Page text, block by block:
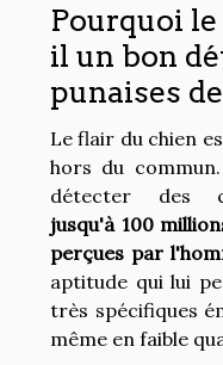
Pourquoi
il un bon
punaises
Le flair du chien
hors du
détecter des
jusqu'à 100
perçues par
aptitude qui lui
très spécifiques
même en faible